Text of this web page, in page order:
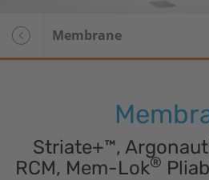
Membrane
Striate+™, Argonaut
RCM, Mem-Lok®